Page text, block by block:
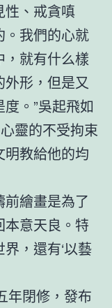
性、戒貪嗔
。我們的心就
就有什么樣
形，但是又
。”吳起飛如
靈的不受拘束
教給他的均
前繪畫是為了
意天良。特
，還有‘以藝
年閉修，發布